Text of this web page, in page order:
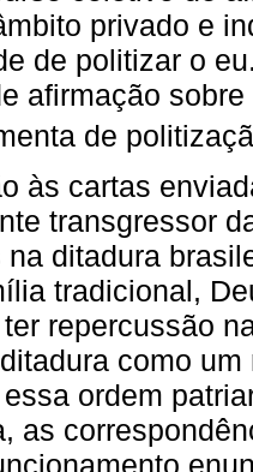
privado e
de politizar o
afirmação
de
às cartas
transgressor
ditadura
tradicional,
repercussão
como
ordem
as